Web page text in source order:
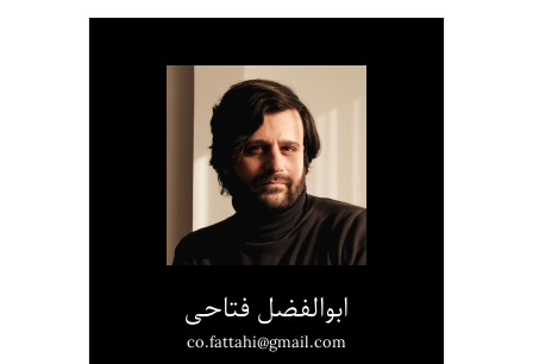
ابوالفضل فتاحی
co.fattahi@gmail.com